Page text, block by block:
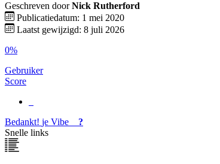
Geschreven door Nick Rutherford
Publicatiedatum: 1 mei 2020
Laatst gewijzigd: 8 juli 2026
0%
Gebruiker
Score
Bedankt! je Vibe
?
Snelle links